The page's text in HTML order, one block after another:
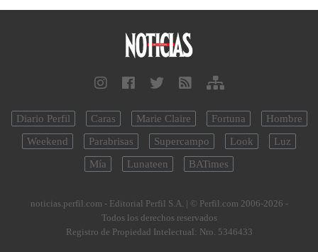
Diario Perfil Caras Marie Claire Fortuna
Hombre
Weekend
Parabrisas Supercampo Look
Luz
Mía
Lunateen BATimes
noticias.perfil.com - Editorial Perfil S.A. | © Perfil.com 2006-2026 -
Todos los derechos reservados
Registro de Propiedad Intelectual: Nro. 5346433